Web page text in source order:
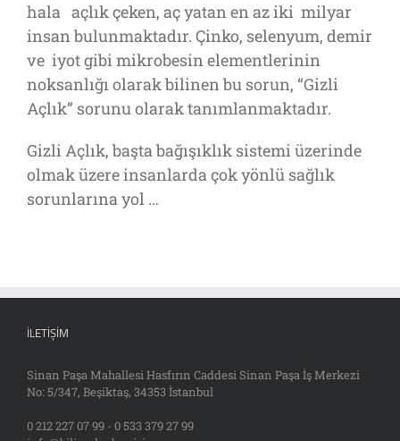
hala açlık çeken, aç yatan en az iki milyar
insan bulunmaktadır. Çinko, selenyum, demir
ve iyot gibi mikrobesin elementlerinin
noksanlığı olarak bilinen bu sorun, “Gizli
Açlık” sorunu olarak tanımlanmaktadır.
Gizli Açlık, başta bağışıklık sistemi üzerinde
olmak üzere insanlarda çok yönlü sağlık
sorunlarına yol …
İLETIŞIM
Sinan Paşa Mahallesi Hasfırın Caddesi Sinan Paşa İş Merkezi
No: 5/347, Beşiktaş, 34353 İstanbul
0 212 227 07 99 - 0 533 379 27 99